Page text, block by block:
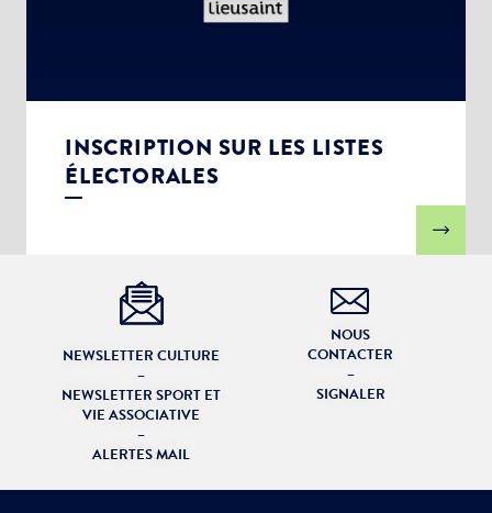
INSCRIPTION SUR LES LISTES
ÉLECTORALES
NEWSLETTER CULTURE
–
NEWSLETTER SPORT ET
VIE ASSOCIATIVE
–
ALERTES MAIL
NOUS
CONTACTER
–
SIGNALER